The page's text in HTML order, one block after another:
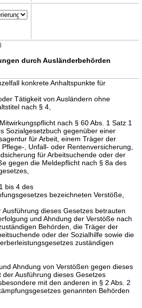
durch Ausländerbehörden
konkrete Anhaltspunkte für
Tätigkeit von Ausländern ohne
nach § 4,
nach § 60 Abs. 1 Satz 1
Sozialgesetzbuch gegenüber einer
für Arbeit, einem Träger der
, Unfall- oder Rentenversicherung,
für Arbeitsuchende oder der
gegen die Meldepflicht nach § 8a des
bis 4 des
bezeichneten Verstöße,
dieses Gesetzes betrauten
und Ahndung der Verstöße nach
Behörden, die Träger der
oder der Sozialhilfe sowie die
zuständigen
Ahndung von Verstößen gegen dieses
Ausführung dieses Gesetzes
mit den anderen in § 2 Abs. 2
genannten Behörden